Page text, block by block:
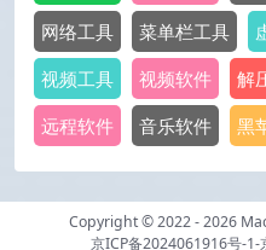
网络工具
菜单栏工具
视频工具
视频软件 解
远程软件
音乐软件 黑
Copyright © 2022 - 2026
京ICP备2024061916号-1-